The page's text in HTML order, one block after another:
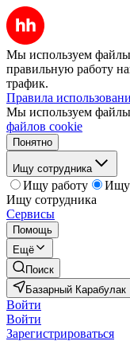
Мы используем файлы
правильную работу
трафик.
Правила
Мы используем
файлов cookie
Понятно
Ищу сотрудника
Ищу работу
Ищу
Ищу сотрудника
Сервисы
Помощь
Ещё
Поиск
Базарный Карабулак
Войти
Войти
Зарегистрироваться